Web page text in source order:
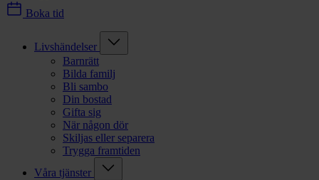
Boka tid
Livshändelser
Barnrätt
Bilda familj
Bli sambo
Din bostad
Gifta sig
När någon dör
Skiljas eller separera
Trygga framtiden
Våra tjänster